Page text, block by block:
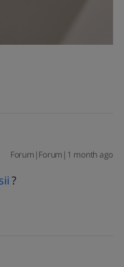
Forum|Forum|1 month ago
?